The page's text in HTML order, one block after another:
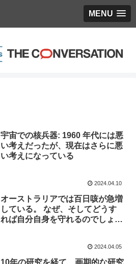
MENU
宇宙での核兵器: 1960 年代には悪
い考えだったが、現在はさらに悪
い考えになっている
2024.04.10
オーストラリアでは百日咳が急増
している。 なぜ、そしてどうす
れば自分自身を守れるのでしょう
2024.04.05
10年の研究を経て、画期的な研究